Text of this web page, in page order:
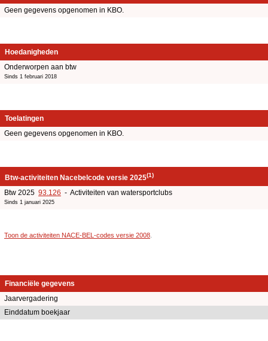
Geen gegevens opgenomen in KBO.
Hoedanigheden
Onderworpen aan btw
Sinds 1 februari 2018
Toelatingen
Geen gegevens opgenomen in KBO.
Btw-activiteiten Nacebelcode versie 2025(1)
Btw 2025 93.126 - Activiteiten van watersportclubs
Sinds 1 januari 2025
Toon de activiteiten NACE-BEL-codes versie 2008
Financiële gegevens
Jaarvergadering
Einddatum boekjaar